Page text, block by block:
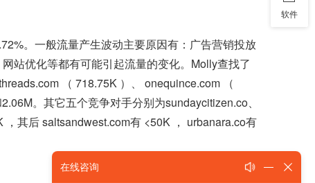
。一般流量产生波动主要原因有：广告营销投放
站优化等都有可能引起流量的变化。Molly查找了
（ 718.75K ）、 onequince.com （
。其它五个竞争对手分别为sundaycitizen.co、
其后 saltsandwest.com有 <50K ， urbanara.co有
软件
在线咨询